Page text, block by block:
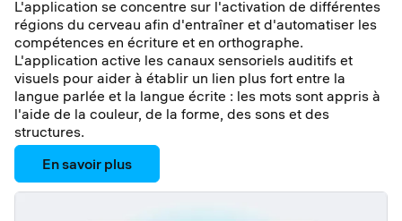
L'application se concentre sur l'activation de différentes
régions du cerveau afin d'entraîner et d'automatiser les
compétences en écriture et en orthographe.
L'application active les canaux sensoriels auditifs et
visuels pour aider à établir un lien plus fort entre la
langue parlée et la langue écrite : les mots sont appris à
l'aide de la couleur, de la forme, des sons et des
structures.
En savoir plus